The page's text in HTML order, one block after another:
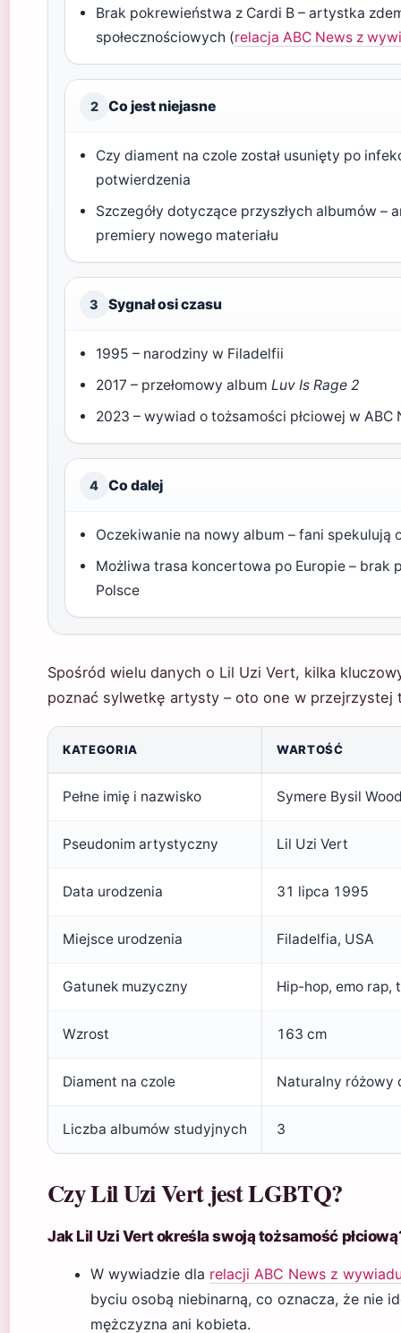
Brak pokrewieństwa z Cardi B – artystka
społecznościowych (relacja ABC News z
2 Co jest niejasne
Czy diament na czole został usunięty po
potwierdzenia
Szczegóły dotyczące przyszłych albumów –
premiery nowego materiału
3 Sygnał osi czasu
1995 – narodziny w Filadelfii
2017 – przełomowy albumLuv Is Rage 2
2023 – wywiad o tożsamości płciowej w ABC
4 Co dalej
Oczekiwanie na nowy album – fani spekulują
Możliwa trasa koncertowa po Europie – brak
Polsce
Spośród wielu danych o Lil Uzi Vert, kilka
poznać sylwetkę artysty – oto one w przejrzystej
KATEGORIA WARTOŚĆ
Pełne imię i nazwisko Symere Bysil
Pseudonim artystyczny Lil Uzi Vert
Data urodzenia 31 lipca 1995
Miejsce urodzenia Filadelfia, USA
Gatunek muzyczny Hip-hop, emo rap,
Wzrost 163 cm
Diament na czole Naturalny różowy
Liczba albumów studyjnych 3
Czy Lil Uzi Vert jest LGBTQ?
Jak Lil Uzi Vert określa swoją tożsamość
W wywiadzie dla relacji ABC News z
byciu osobą niebinarną, co oznacza, że nie
mężczyzna ani kobieta.